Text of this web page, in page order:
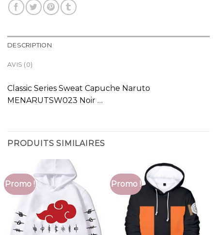
DESCRIPTION
AVIS (0)
Classic Series Sweat Capuche Naruto
MENARUTSW023 Noir …
PRODUITS SIMILAIRES
Promo ! Promo !